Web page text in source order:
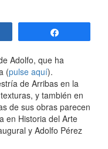
Adolfo, que ha
(pulse aquí).
de Arribas en la
y también en
de sus obras parecen
en Historia del Arte
y Adolfo Pérez